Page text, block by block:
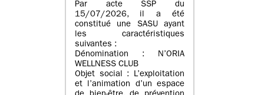
Par acte SSP du
15/07/2026, il a été
constitué une SASU ayant
les caractéristiques
suivantes :
Dénomination : N’ORIA
WELLNESS CLUB
Objet social : L’exploitation
et l’animation d’un espace